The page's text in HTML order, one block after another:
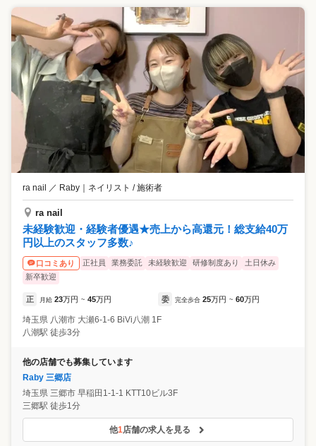
ra nail ／ Raby ｜ ネイリスト / 施術者
ra nail
未経験歓迎・経験者優遇★売上から高還元！総支給40万
円以上のスタッフ多数♪
口コミあり 正社員 業務委託 未経験歓迎 研修制度あり
土日休み
新卒歓迎
正 月給 23万円 ~ 45万円 委 完全歩合 25万円 ~ 60万円
埼玉県 八潮市 大瀬6-1-6 BiVi八潮 1F
八潮駅 徒歩3分
他の店舗でも募集しています
Raby 三郷店
埼玉県 三郷市 早稲田1-1-1 KTT10ビル3F
三郷駅 徒歩1分
他1店舗の求人を見る